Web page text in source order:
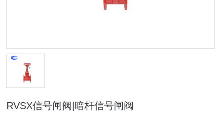
RVSX信号闸阀|暗杆信号闸阀